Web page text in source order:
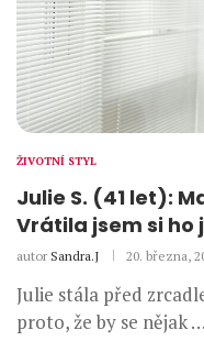
ŽIVOTNÍ STYL
Julie S. (41 let):
Vrátila jsem si
autor Sandra.J 20. března,
Julie stála před
proto, že by se nějak …